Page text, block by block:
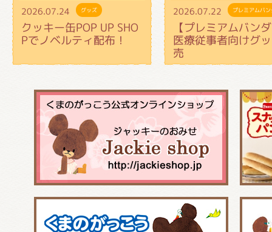
2026.07.24 グッズ
クッキー缶POP UP SHO
Pでノベルティ配布！
2026.07.22 プレミアムバ
【プレミアムバン
医療従事者向けグ
売